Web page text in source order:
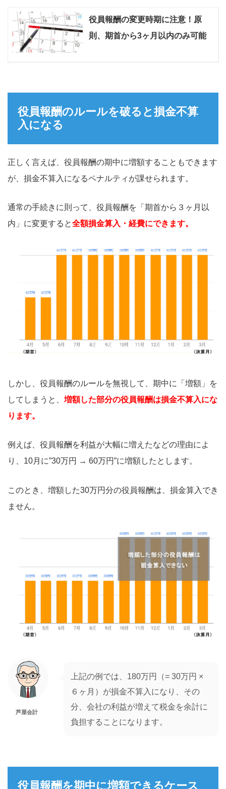
役員報酬の変更時期に注意！原
則、期首から3ヶ月以内のみ可能
役員報酬のルールを破ると損金不算
入になる
正しく言えば、役員報酬の期中に増額することもできます
が、損金不算入になるペナルティが課せられます。
通常の手続きに則って、役員報酬を「期首から３ヶ月以
内」に変更すると全額損金算入・経費にできます。
しかし、役員報酬のルールを無視して、期中に「増額」を
してしまうと、 増額した部分の役員報酬は損金不算入にな
ります。
例えば、役員報酬を利益が大幅に増えたなどの理由によ
り、10月に”30万円 → 60万円”に増額したとします。
このとき、増額した30万円分の役員報酬は、損金算入でき
ません。
芦屋会計
上記の例では、180万円（= 30万円 ×
６ヶ月）が損金不算入になり、その
分、会社の利益が増えて税金を余計に
負担することになります。
役員報酬を期中に増額できるケース